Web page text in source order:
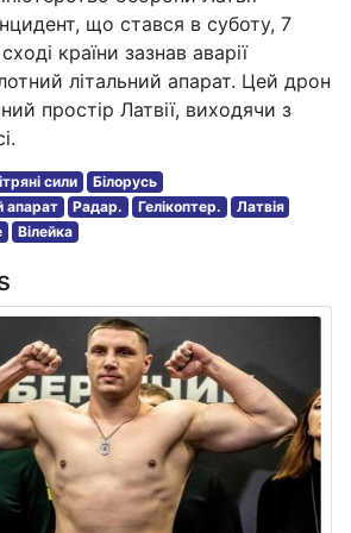
що стався в суботу, 7
країни зазнав аварії
літальний апарат. Цей дрон
простір Латвії, виходячи з
сили
Білорусь
апарат
Радар. Гелікоптер.
Латвія
Вілейка